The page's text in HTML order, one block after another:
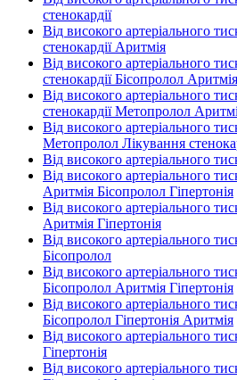
стенокардії
Від високого артеріального
стенокардії Аритмія
Від високого артеріального
стенокардії Бісопролол Аритмія
Від високого артеріального
стенокардії Метопролол
Від високого артеріального
Метопролол Лікування
Від високого артеріального
Від високого артеріального
Аритмія Бісопролол Гіпертонія
Від високого артеріального
Аритмія Гіпертонія
Від високого артеріального
Бісопролол
Від високого артеріального
Бісопролол Аритмія Гіпертонія
Від високого артеріального
Бісопролол Гіпертонія Аритмія
Від високого артеріального
Гіпертонія
Від високого артеріального